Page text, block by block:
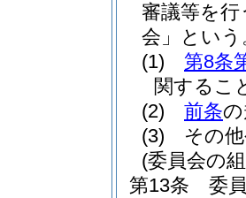
審議等を
会」という
(1)
第8条
関するこ
(2)
前条
(3)
その
(委員会の
第13条
委